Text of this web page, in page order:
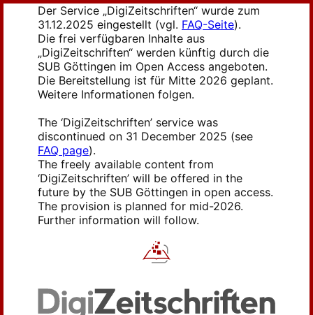
Der Service „DigiZeitschriften“ wurde zum
31.12.2025 eingestellt (vgl. FAQ-Seite).
Die frei verfügbaren Inhalte aus
„DigiZeitschriften“ werden künftig durch die
SUB Göttingen im Open Access angeboten.
Die Bereitstellung ist für Mitte 2026 geplant.
Weitere Informationen folgen.
The ‘DigiZeitschriften’ service was
discontinued on 31 December 2025 (see
FAQ page).
The freely available content from
‘DigiZeitschriften’ will be offered in the
future by the SUB Göttingen in open access.
The provision is planned for mid-2026.
Further information will follow.